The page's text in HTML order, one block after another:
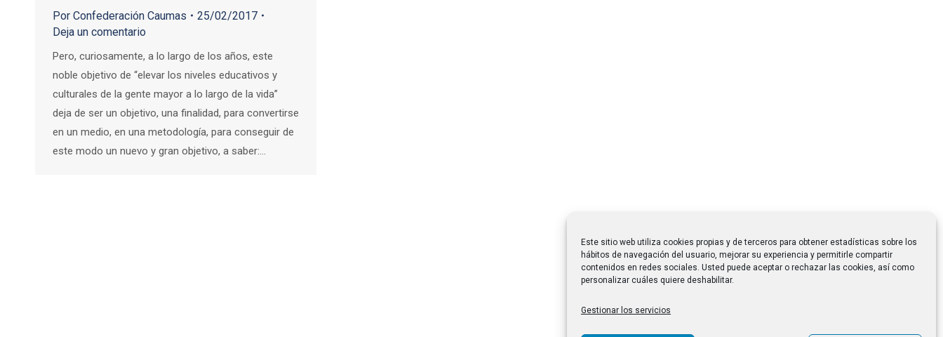
Este sitio web utiliza cookies propias y de terceros para obtener estadísticas sobre los
hábitos de navegación del usuario, mejorar su experiencia y permitirle compartir
contenidos en redes sociales. Usted puede aceptar o rechazar las cookies, así como
personalizar cuáles quiere deshabilitar.
Gestionar los servicios
Por Confederación Caumas
25/02/2017
Deja un comentario
Pero, curiosamente, a lo largo de los años, este
noble objetivo de “elevar los niveles educativos y
culturales de la gente mayor a lo largo de la vida”
deja de ser un objetivo, una finalidad, para convertirse
en un medio, en una metodología, para conseguir de
este modo un nuevo y gran objetivo, a saber:…